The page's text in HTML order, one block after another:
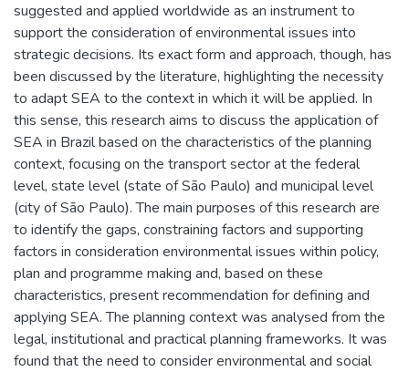
suggested and applied worldwide as an instrument to
support the consideration of environmental issues into
strategic decisions. Its exact form and approach, though, has
been discussed by the literature, highlighting the necessity
to adapt SEA to the context in which it will be applied. In
this sense, this research aims to discuss the application of
SEA in Brazil based on the characteristics of the planning
context, focusing on the transport sector at the federal
level, state level (state of São Paulo) and municipal level
(city of São Paulo). The main purposes of this research are
to identify the gaps, constraining factors and supporting
factors in consideration environmental issues within policy,
plan and programme making and, based on these
characteristics, present recommendation for defining and
applying SEA. The planning context was analysed from the
legal, institutional and practical planning frameworks. It was
found that the need to consider environmental and social